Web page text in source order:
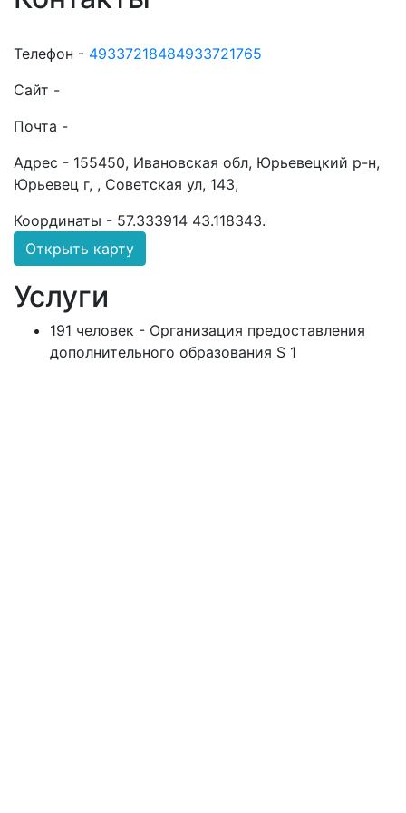
Телефон - 49337218484933721765
Сайт -
Почта -
Адрес - 155450, Ивановская обл, Юрьевецкий р-н,
Юрьевец г, , Советская ул, 143,
Координаты - 57.333914 43.118343.
Открыть карту
Услуги
191 человек - Организация предоставления
дополнительного образования S 1